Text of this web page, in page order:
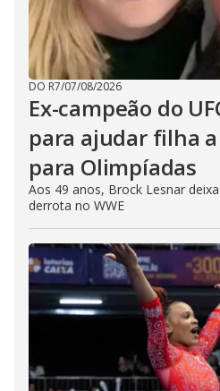
DO R7/07/08/2026
Ex-campeão do
para ajudar filha
para Olimpíadas
Aos 49 anos, Brock Lesnar
derrota no WWE